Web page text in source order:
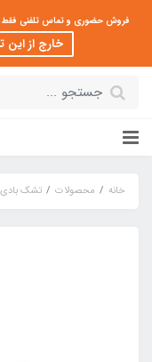
فروش حضوری و تماس تلفنی فقط از ساعت 11:30 صبح تا 2 عصر و 3 تا 8
خارج از
خانه محصولات تشک بادی